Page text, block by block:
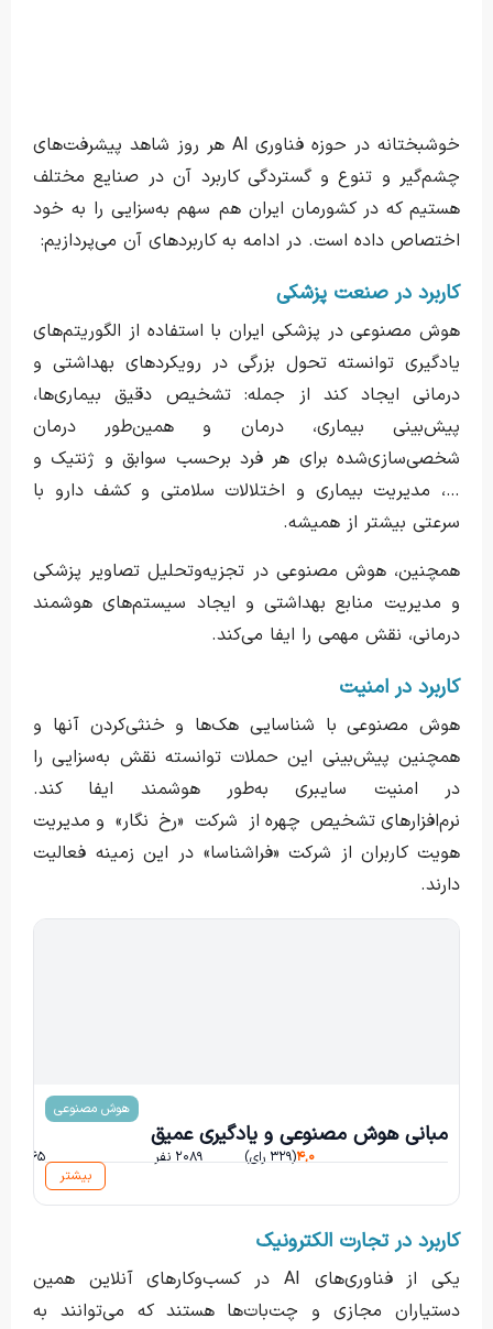
خوشبختانه در حوزه‌ فناوری AI هر روز شاهد پیشرفت‌های
چشم‌گیر و تنوع و گستردگی کاربرد آن در صنایع مختلف
هستیم که در کشورمان ایران هم سهم به‌سزایی را به خود
اختصاص داده است. در ادامه به کاربردهای آن می‌پردازیم:
کاربرد در صنعت پزشکی
هوش مصنوعی در پزشکی ایران با استفاده از الگوریتم‌های
یادگیری توانسته تحول بزرگی در رویکردهای بهداشتی و
درمانی ایجاد کند از جمله: تشخیص دقیق بیماری‌ها،
پیش‌بینی بیماری‌، درمان و همین‌طور درمان
شخصی‌سازی‌شده برای هر فرد برحسب سوابق و ژنتیک و
…، مدیریت بیماری و اختلالات سلامتی و کشف دارو با
سرعتی بیشتر از همیشه.
همچنین، هوش مصنوعی در تجزیه‌و‌تحلیل تصاویر پزشکی
و مدیریت منابع بهداشتی و ایجاد سیستم‌های هوشمند
درمانی، نقش مهمی را ایفا می‌کند.
کاربرد در امنیت
هوش مصنوعی با شناسایی هک‌ها و خنثی‌کردن آنها و
همچنین پیش‌بینی این حملات توانسته نقش به‌سزایی را
در امنیت سایبری به‌طور هوشمند ایفا کند.
نرم‌افزارهای تشخیص چهره از شرکت «رخ نگار» و مدیریت
هویت کاربران از شرکت «فراشناسا» در این زمینه فعالیت
دارند.
علیرضا اخوان پور
هوش مصنوعی
مبانی هوش مصنوعی و یادگیری عمیق
۴,۰(۳۲۹ رای) ۲۰۸۹ نفر
۵۶۵ ساعت و ۱۴ دقیقه
بیشتر
کاربرد در تجارت الکترونیک
یکی از فناوری‌های AI در کسب‌وکارهای آنلاین همین
دستیاران مجازی و چت‌بات‌ها هستند که می‌توانند به